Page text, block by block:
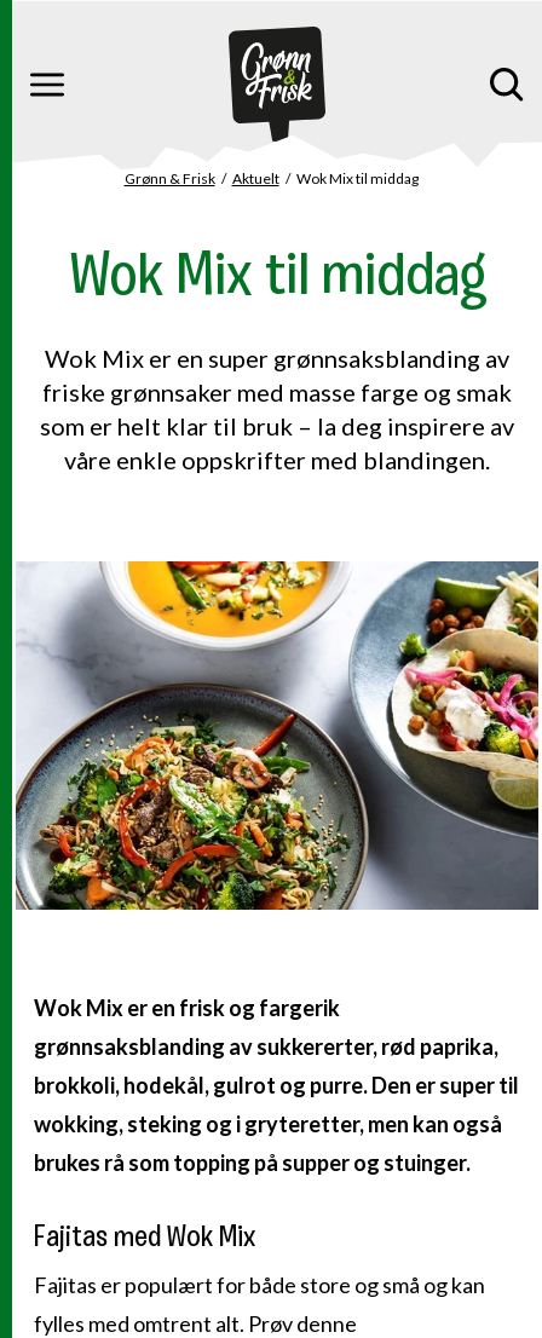
Du er herGrønn & Frisk Aktuelt Wok Mix til middag
Wok Mix til middag
Wok Mix er en super grønnsaksblanding av
friske grønnsaker med masse farge og smak
som er helt klar til bruk – la deg inspirere av
våre enkle oppskrifter med blandingen.
Wok Mix er en frisk og fargerik
grønnsaksblanding av sukkererter, rød paprika,
brokkoli, hodekål, gulrot og purre. Den er super til
wokking, steking og i gryteretter, men kan også
brukes rå som topping på supper og stuinger.
Fajitas med Wok Mix
Fajitas er populært for både store og små og kan
fylles med omtrent alt. Prøv denne